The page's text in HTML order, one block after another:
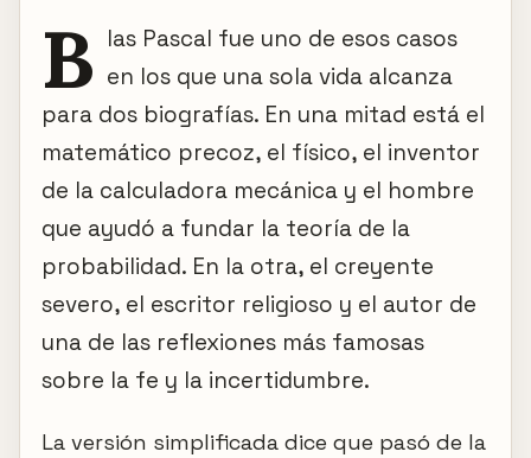
B las Pascal fue uno de esos casos
en los que una sola vida alcanza
para dos biografías. En una mitad está el
matemático precoz, el físico, el inventor
de la calculadora mecánica y el hombre
que ayudó a fundar la teoría de la
probabilidad. En la otra, el creyente
severo, el escritor religioso y el autor de
una de las reflexiones más famosas
sobre la fe y la incertidumbre.
La versión simplificada dice que pasó de la